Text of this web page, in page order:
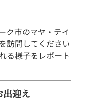
ク市のマヤ・テイ
訪問してください
る様子をレポート
出迎え